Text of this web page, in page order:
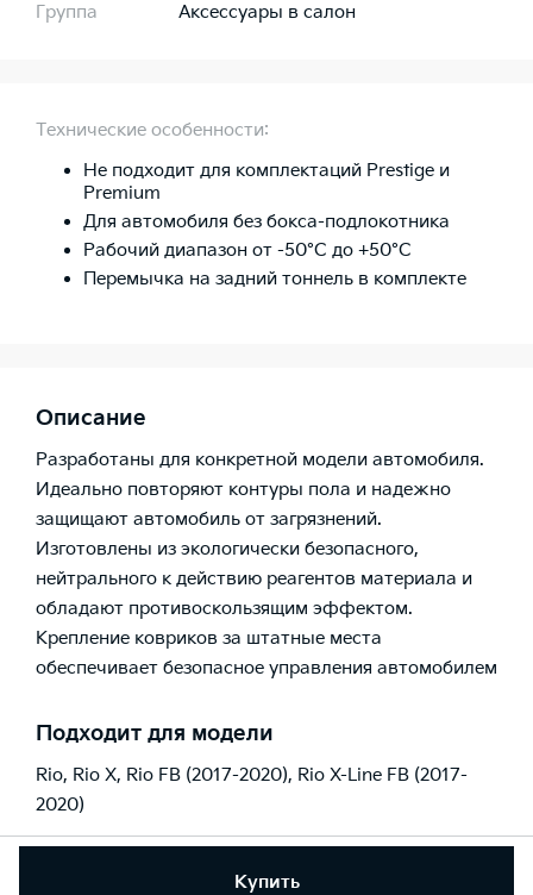
Купить
Группа
Аксессуары в салон
Технические особенности:
Не подходит для комплектаций Prestige и
Premium
Для автомобиля без бокса-подлокотника
Рабочий диапазон от -50°C до +50°C
Перемычка на задний тоннель в комплекте
Описание
Разработаны для конкретной модели автомобиля.
Идеально повторяют контуры пола и надежно
защищают автомобиль от загрязнений.
Изготовлены из экологически безопасного,
нейтрального к действию реагентов материала и
обладают противоскользящим эффектом.
Крепление ковриков за штатные места
обеспечивает безопасное управления автомобилем
Подходит для модели
Rio, Rio X, Rio FB (2017-2020), Rio X-Line FB (2017-
2020)